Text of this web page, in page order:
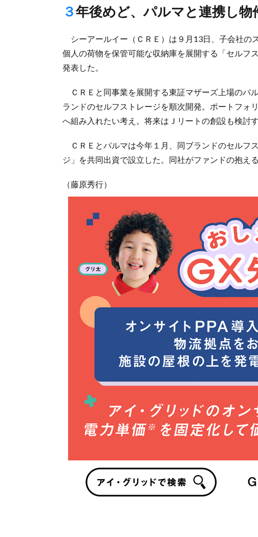
３年後めど、パルマと連携し物
シーアールイー（ＣＲＥ）は９月13日、子会社の
個人の荷物を保管可能な収納庫を展開する「セルフ
発表した。
ＣＲＥと同事業を展開する東証マザーズ上場のパ
ランドのセルフストレージを順次開発。ポートフォ
へ組み入れたい考え。将来はＪリートの創設も検討す
ＣＲＥとパルマは今年１月、同ブランドのセルフ
ジ」を共同出資で設立した。同社がファンドの抱え
（藤原秀行）